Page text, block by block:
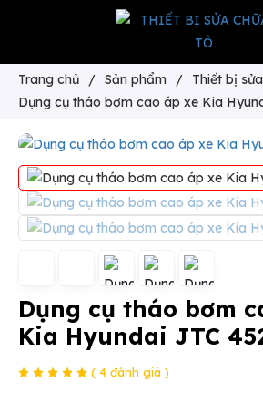
Trang chủ / Sản phẩm / Thiết bị
Dụng cụ tháo bơm cao áp xe Kia
Dụng cụ tháo bơm
Kia Hyundai JTC
( 4 đánh giá )